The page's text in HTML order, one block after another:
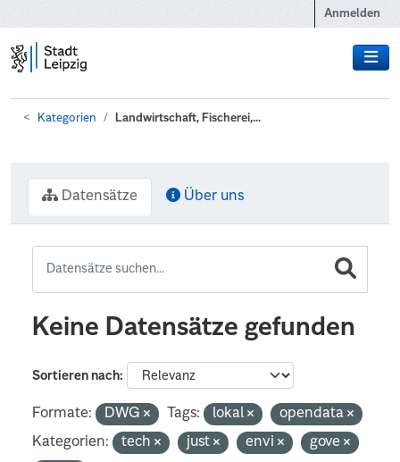
Anmelden
Kategorien Landwirtschaft, Fischerei,...
Datensätze Über uns
Keine Datensätze gefunden
Sortieren nach
Formate: DWG Tags: lokal
opendata
Kategorien:
tech just envi
gove